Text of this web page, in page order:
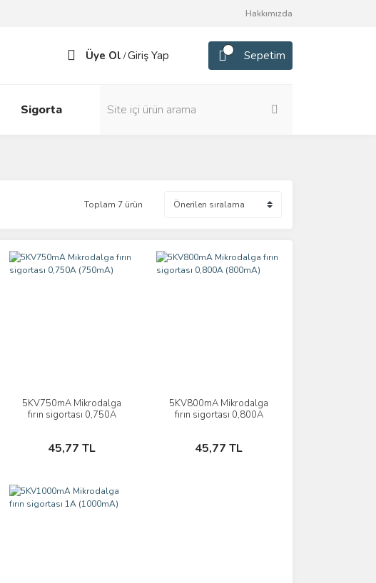
Hakkımızda
Üye Ol /Giriş Yap Sepetim
Sigorta
Toplam 7 ürün
5KV750mA Mikrodalga
fırın sigortası 0,750A
45,77 TL
İncele
Sepete Ekle
5KV800mA Mikrodalga
fırın sigortası 0,800A
45,77 TL
İncele
Sepete Ekle